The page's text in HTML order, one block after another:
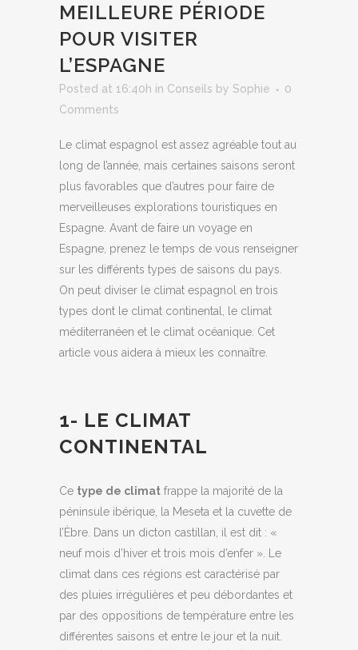
MEILLEURE PÉRIODE
POUR VISITER
L’ESPAGNE
Posted at 16:40h in Conseils by Sophie
0
Comments
Le climat espagnol est assez agréable tout au
long de l’année, mais certaines saisons seront
plus favorables que d’autres pour faire de
merveilleuses explorations touristiques en
Espagne. Avant de faire un voyage en
Espagne, prenez le temps de vous renseigner
sur les différents types de saisons du pays.
On peut diviser le climat espagnol en trois
types dont le climat continental, le climat
méditerranéen et le climat océanique. Cet
article vous aidera à mieux les connaître.
1- LE CLIMAT
CONTINENTAL
Ce type de climat frappe la majorité de la
péninsule ibérique, la Meseta et la cuvette de
l’Èbre. Dans un dicton castillan, il est dit : «
neuf mois d’hiver et trois mois d’enfer ». Le
climat dans ces régions est caractérisé par
des pluies irrégulières et peu débordantes et
par des oppositions de température entre les
différentes saisons et entre le jour et la nuit.